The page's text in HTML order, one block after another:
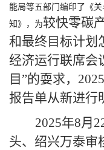
能局等五部门编印了《
知》，为较快零碳
和最终目标计划
经济运行联席会
目”的耍求，
报告单从新进行
2025年8月
头、绍兴万泰审